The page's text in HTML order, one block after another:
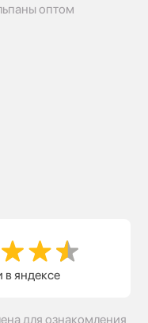
оптом
в яндексе
для ознакомления